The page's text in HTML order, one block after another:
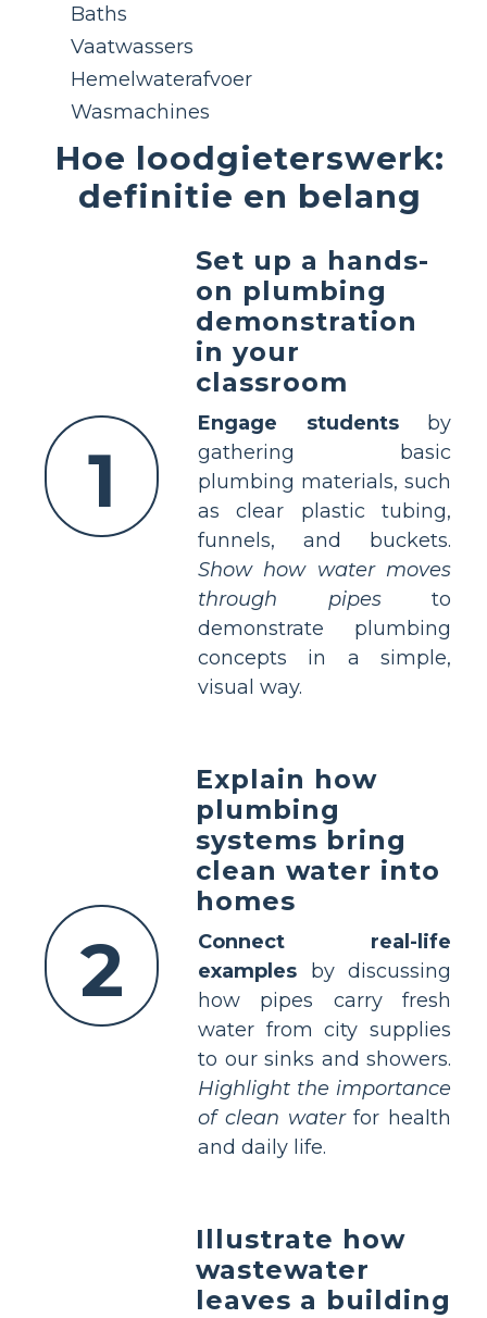
Baths
Vaatwassers
Hemelwaterafvoer
Wasmachines
Hoe loodgieterswerk:
definitie en belang
1
Set up a hands-
on plumbing
demonstration
in your
classroom
Engage studentsby
gathering basic
plumbing materials, such
as clear plastic tubing,
funnels, and buckets.
Show how water moves
through pipesto
demonstrate plumbing
concepts in a simple,
visual way.
2
Explain how
plumbing
systems bring
clean water into
homes
Connect real-life
examples by discussing
how pipes carry fresh
water from city supplies
to our sinks and showers.
Highlight the importance
of clean waterfor health
and daily life.
Illustrate how
wastewater
leaves a building